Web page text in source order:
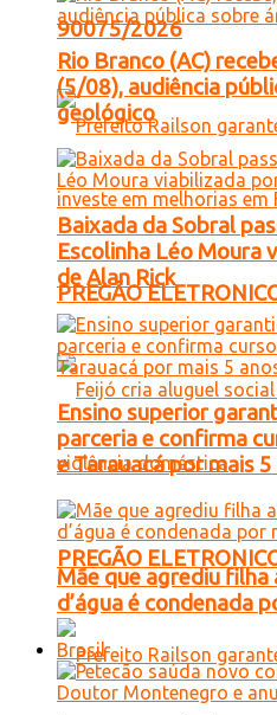
90075/2026
PREGÃO
PREGÃO
Rio Branco (AC)
(5/08), audiência
geológico
Baixada da Sobral
Escolinha Léo Moura
de Alan Rick
Ensino superior
parceria e confirma
e Tarauacá por mais 5
Mãe que agrediu
d’água é condenada
Brasil